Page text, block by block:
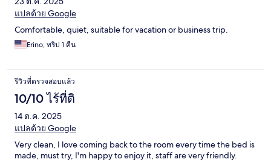
แปลด้วย Google
Comfortable, quiet, suitable for vacation or business trip.
Erino, ทริป 1 คืน
รีวิวที่ตรวจสอบแล้ว
10/10 ไร้ที่ติ
14 ต.ค. 2025
แปลด้วย Google
Very clean, I love coming back to the room every time the bed is
made, must try, I'm happy to enjoy it, staff are very friendly.